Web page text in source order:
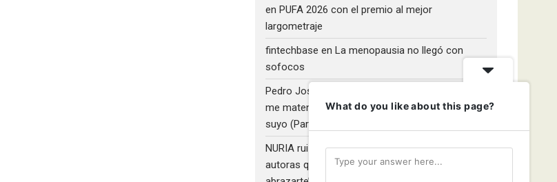
en PUFA 2026 con el premio al mejor
largometraje
fintechbase en La menopausia no llegó con
sofocos
Pedro José Camacho Barrios
me maten!»: El Rulfo que el cine venezolano hizo
suyo (Parte 2)
NURIA ruiz fernandezenLibros que nadie lee y
autoras que no hacen ruido: Redescubriendo ‘Y
What do you like about this page?